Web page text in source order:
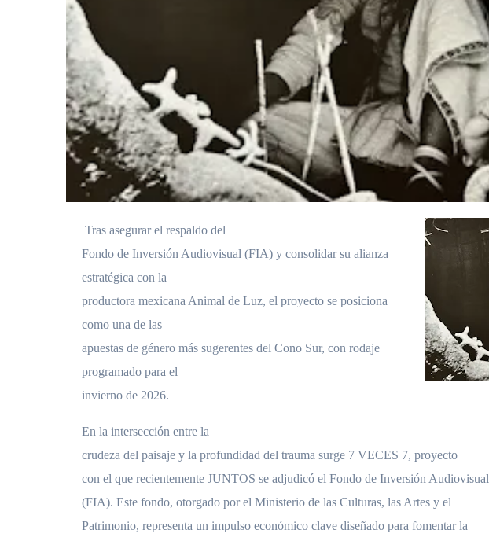
Tras asegurar el respaldo del
Fondo de Inversión Audiovisual (FIA) y consolidar su alianza
estratégica con la
productora mexicana Animal de Luz, el proyecto se posiciona
como una de las
apuestas de género más sugerentes del Cono Sur, con rodaje
programado para el
invierno de 2026.
En la intersección entre la
crudeza del paisaje y la profundidad del trauma surge 7 VECES 7, proyecto
con el que recientemente JUNTOS se adjudicó el Fondo de Inversión Audiovisual
(FIA). Este fondo, otorgado por el Ministerio de las Culturas, las Artes y el
Patrimonio, representa un impulso económico clave diseñado para fomentar la